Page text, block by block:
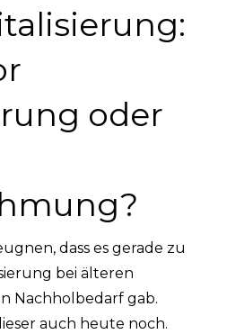
oder
dass es gerade zu
bei älteren
Nachholbedarf gab.
auch heute noch.